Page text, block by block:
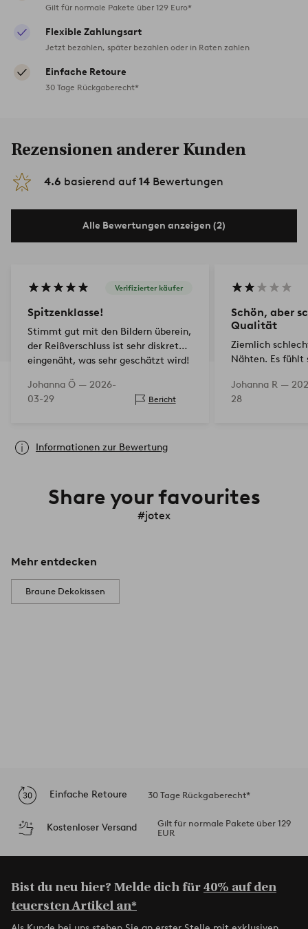
Gilt für normale Pakete über 129 Euro*
Flexible Zahlungsart
Jetzt bezahlen, später bezahlen oder in Raten zahlen
Einfache Retoure
30 Tage Rückgaberecht*
Rezensionen anderer Kunden
4.6 basierend auf 14 Bewertungen
Alle Bewertungen anzeigen (2)
Verifizierter käufer
Spitzenklasse!
Stimmt gut mit den Bildern überein,
der Reißverschluss ist sehr diskret
eingenäht, was sehr geschätzt wird!
Johanna Ö — 2026-
03-29
Bericht
Schön, aber
Qualität
Ziemlich
Nähten. Es fühlt
Schade!
Johanna R —
28
Informationen zur Bewertung
Share your favourites
#jotex
Mehr entdecken
Braune Dekokissen
Einfache Retoure 30 Tage Rückgaberecht*
Kostenloser Versand
Gilt für normale Pakete über 129
EUR
Bist du neu hier? Melde dich für40% auf den
teuersten Artikel an*